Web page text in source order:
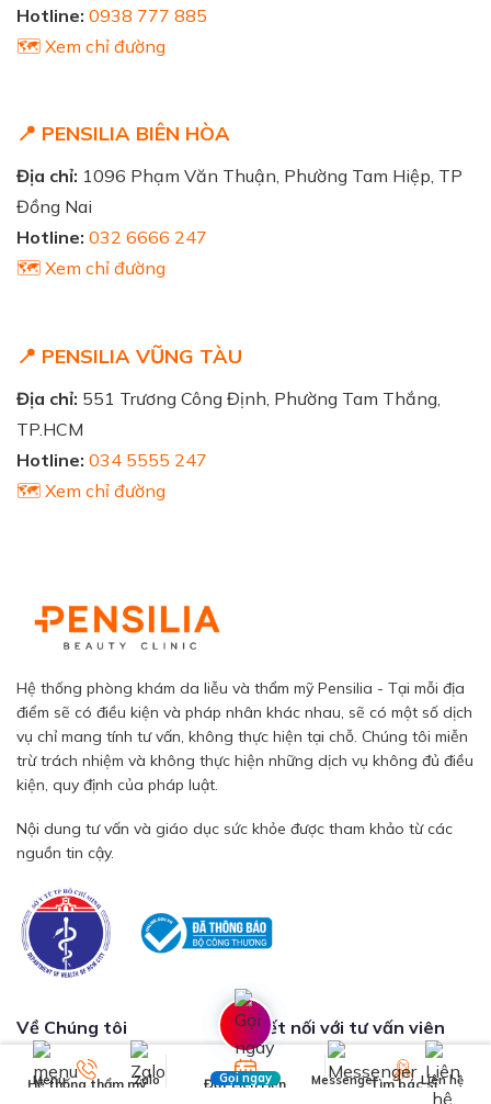
Hotline: 0938 777 885
🗺️ Xem chỉ đường
📍 PENSILIA BIÊN HÒA
Địa chỉ: 1096 Phạm Văn Thuận, Phường Tam Hiệp, TP
Đồng Nai
Hotline: 032 6666 247
🗺️ Xem chỉ đường
📍 PENSILIA VŨNG TÀU
Địa chỉ: 551 Trương Công Định, Phường Tam Thắng,
TP.HCM
Hotline: 034 5555 247
🗺️ Xem chỉ đường
Hệ thống phòng khám da liễu và thẩm mỹ Pensilia - Tại mỗi địa
điểm sẽ có điều kiện và pháp nhân khác nhau, sẽ có một số dịch
vụ chỉ mang tính tư vấn, không thực hiện tại chỗ. Chúng tôi miễn
trừ trách nhiệm và không thực hiện những dịch vụ không đủ điều
kiện, quy định của pháp luật.
Nội dung tư vấn và giáo dục sức khỏe được tham khảo từ các
nguồn tin cậy.
Về Chúng tôi
Về PENSILIA
Kết nối với tư vấn viên
Hệ thống thẩm mỹ Đặt Lịch Hẹn Tìm bác sĩ
Menu Zalo Gọi ngay Messenger Liên hệ